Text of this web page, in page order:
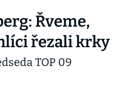
Řveme,
řezali krky